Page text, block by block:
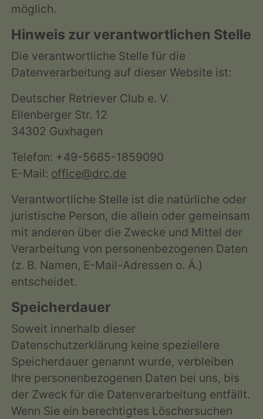
möglich.
Hinweis zur verantwortlichen Stelle
Die verantwortliche Stelle für die
Datenverarbeitung auf dieser Website ist:
Deutscher Retriever Club e. V.
Ellenberger Str. 12
34302 Guxhagen
Telefon: +49-5665-1859090
E-Mail: office@drc.de
Verantwortliche Stelle ist die natürliche oder
juristische Person, die allein oder gemeinsam
mit anderen über die Zwecke und Mittel der
Verarbeitung von personenbezogenen Daten
(z. B. Namen, E-Mail-Adressen o. Ä.)
entscheidet.
Speicherdauer
Soweit innerhalb dieser
Datenschutzerklärung keine speziellere
Speicherdauer genannt wurde, verbleiben
Ihre personenbezogenen Daten bei uns, bis
der Zweck für die Datenverarbeitung entfällt.
Wenn Sie ein berechtigtes Löschersuchen